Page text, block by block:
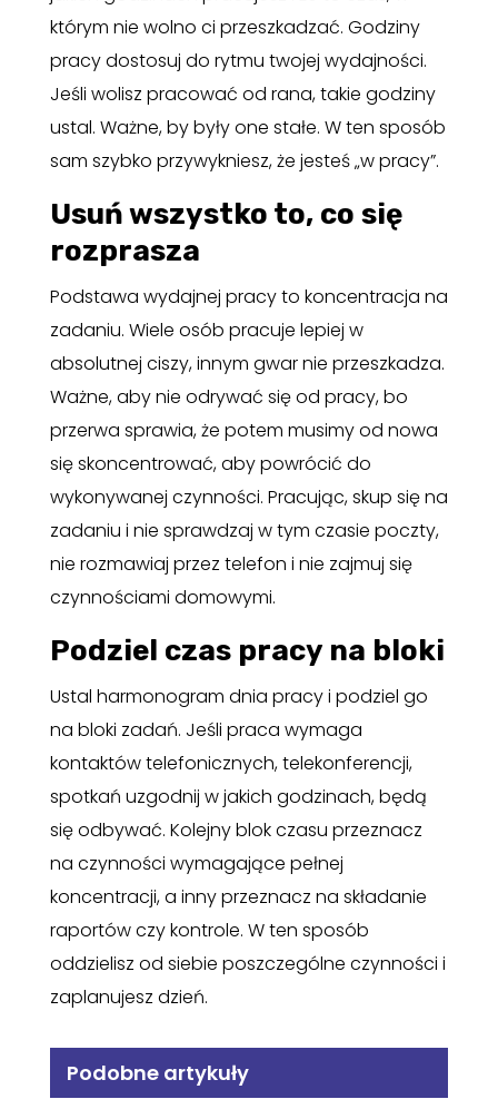
którym nie wolno ci przeszkadzać. Godziny
pracy dostosuj do rytmu twojej wydajności.
Jeśli wolisz pracować od rana, takie godziny
ustal. Ważne, by były one stałe. W ten sposób
sam szybko przywykniesz, że jesteś „w pracy”.
Usuń wszystko to, co się
rozprasza
Podstawa wydajnej pracy to koncentracja na
zadaniu. Wiele osób pracuje lepiej w
absolutnej ciszy, innym gwar nie przeszkadza.
Ważne, aby nie odrywać się od pracy, bo
przerwa sprawia, że potem musimy od nowa
się skoncentrować, aby powrócić do
wykonywanej czynności. Pracując, skup się na
zadaniu i nie sprawdzaj w tym czasie poczty,
nie rozmawiaj przez telefon i nie zajmuj się
czynnościami domowymi.
Podziel czas pracy na bloki
Ustal harmonogram dnia pracy i podziel go
na bloki zadań. Jeśli praca wymaga
kontaktów telefonicznych, telekonferencji,
spotkań uzgodnij w jakich godzinach, będą
się odbywać. Kolejny blok czasu przeznacz
na czynności wymagające pełnej
koncentracji, a inny przeznacz na składanie
raportów czy kontrole. W ten sposób
oddzielisz od siebie poszczególne czynności i
zaplanujesz dzień.
Podobne artykuły